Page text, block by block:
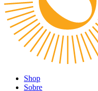
Shop
Sobre